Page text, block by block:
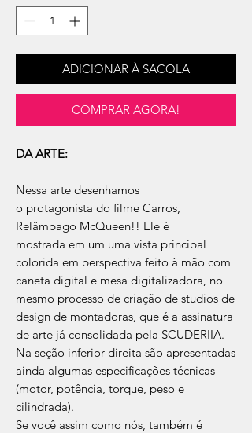
ADICIONAR À SACOLA
COMPRAR AGORA!
DA ARTE:
Nessa arte desenhamos
o protagonista do filme Carros,
Relâmpago McQueen!! Ele é
mostrada em um uma vista principal
colorida em perspectiva feito à mão com
caneta digital e mesa digitalizadora, no
mesmo processo de criação de studios de
design de montadoras, que é a assinatura
de arte já consolidada pela SCUDERIIA.
Na seção inferior direita são apresentadas
ainda algumas especificações técnicas
(motor, potência, torque, peso e
cilindrada).
Se você assim como nós, também é